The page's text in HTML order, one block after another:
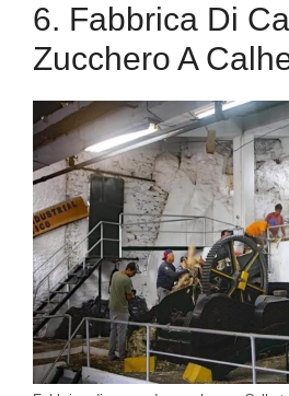
6. Fabbrica Di
Zucchero A